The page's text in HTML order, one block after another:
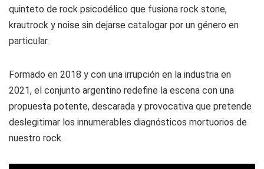
quinteto de rock psicodélico que fusiona rock stone,
krautrock y noise sin dejarse catalogar por un género en
particular.
Formado en 2018 y con una irrupción en la industria en
2021, el conjunto argentino redefine la escena con una
propuesta potente, descarada y provocativa que pretende
deslegitimar los innumerables diagnósticos mortuorios de
nuestro rock.